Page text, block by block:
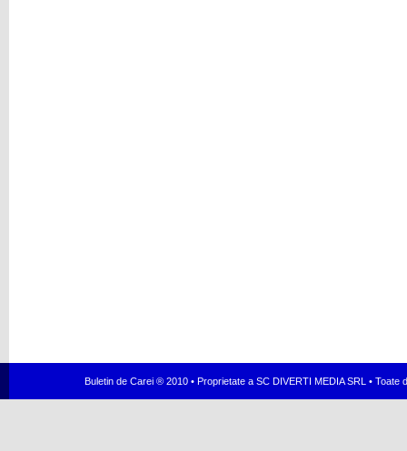
Buletin de Carei ® 2010 • Proprietate a SC DIVERTI MEDIA SRL •